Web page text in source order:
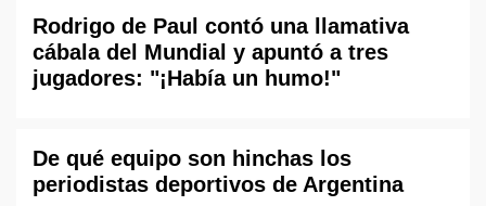
Rodrigo de Paul contó una llamativa
cábala del Mundial y apuntó a tres
jugadores: "¡Había un humo!"
De qué equipo son hinchas los
periodistas deportivos de Argentina